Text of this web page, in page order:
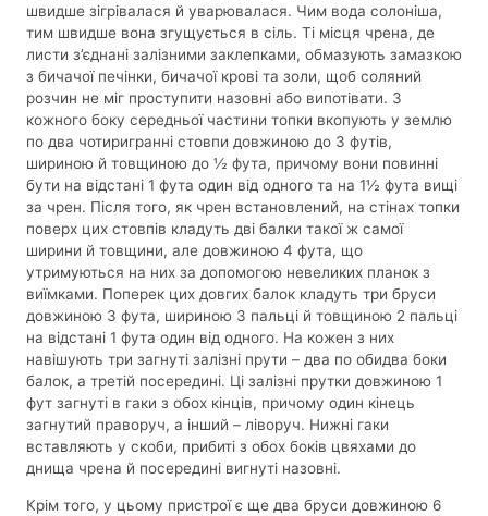
швидше зігрівалася й уварювалася. Чим вода солоніша,
тим швидше вона згущується в сіль. Ті місця чрена, де
листи з’єднані залізними заклепками, обмазують замазкою
з бичачої печінки, бичачої крові та золи, щоб соляний
розчин не міг проступити назовні або випотівати. З
кожного боку середньої частини топки вкопують у землю
по два чотиригранні стовпи довжиною до 3 футів,
шириною й товщиною до ½ фута, причому вони повинні
бути на відстані 1 фута один від одного та на 1½ фута вищі
за чрен. Після того, як чрен встановлений, на стінах топки
поверх цих стовпів кладуть дві балки такої ж самої
ширини й товщини, але довжиною 4 фута, що
утримуються на них за допомогою невеликих планок з
виїмками. Поперек цих довгих балок кладуть три бруси
довжиною 3 фута, шириною 3 пальці й товщиною 2 пальці
на відстані 1 фута один від одного. На кожен з них
навішують три загнуті залізні прути – два по обидва боки
балок, а третій посередині. Ці залізні прутки довжиною 1
фут загнуті в гаки з обох кінців, причому один кінець
загнутий праворуч, а інший – ліворуч. Нижні гаки
вставляють у скоби, прибиті з обох боків цвяхами до
днища чрена й посередині вигнуті назовні.
Крім того, у цьому пристрої є ще два бруси довжиною 6